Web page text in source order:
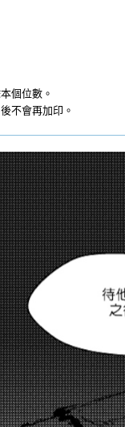
個位數。
不會再加印。